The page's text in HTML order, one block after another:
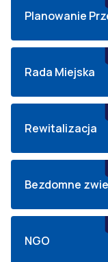
Planowanie
Rada Miejska
Rewitalizacja
Bezdomne
NGO